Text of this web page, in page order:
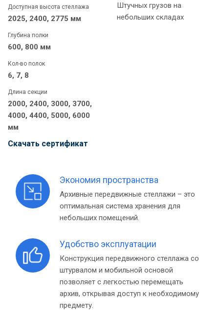
Доступная высота стеллажа
2025, 2400, 2775 мм
Глубина полки
600, 800 мм
Кол-во полок
6, 7, 8
Длина секции
2000, 2400, 3000, 3700,
4000, 4400, 5000, 6000
мм
Cкачать сертификат
Штучных грузов на
небольших складах
Экономия пространства
Архивные передвижные стеллажи – это
оптимальная система хранения для
небольших помещений.
Удобство эксплуатации
Конструкция передвижного стеллажа со
штурвалом и мобильной основой
позволяет с легкостью перемещать
архив, открывая доступ к необходимому
предмету.